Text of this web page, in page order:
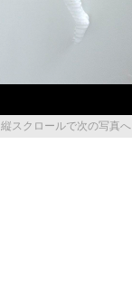
縦スクロールで次の写真へ